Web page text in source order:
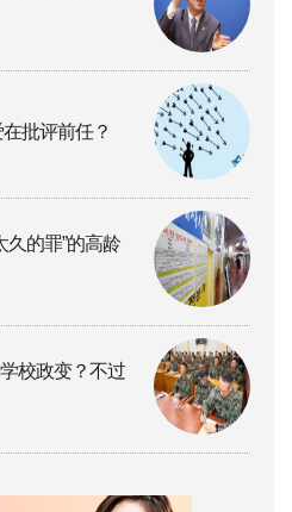
批评前任？
久的罪”的高龄
校政变？不过